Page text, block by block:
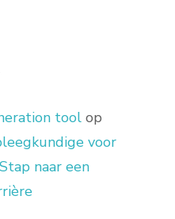
tool op
voor
naar een